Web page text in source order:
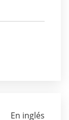
En inglés